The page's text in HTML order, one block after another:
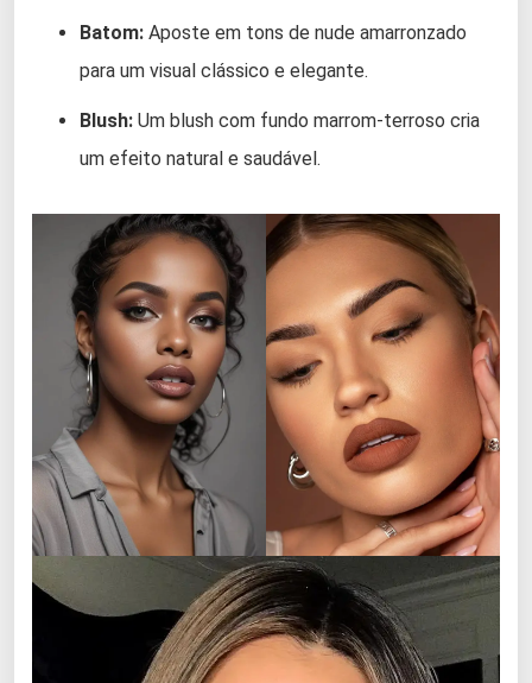
Batom: Aposte em tons de nude amarronzado
para um visual clássico e elegante.
Blush: Um blush com fundo marrom-terroso cria
um efeito natural e saudável.